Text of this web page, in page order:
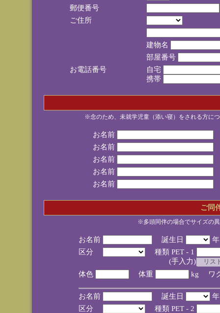
郵便番号
ご住所
建物名
部屋番号
お電話番号
自宅
携帯
※念のため、未就学児童（添い寝）をされる方に
お名前
お名前
お名前
お名前
お名前
ご同
※多頭同伴の場合でサイズの
お名前 誕生日
区分
種類 PET - 1
(手入力)
体色
体重 kg ワ
お名前 誕生日
区分
種類 PET - 2